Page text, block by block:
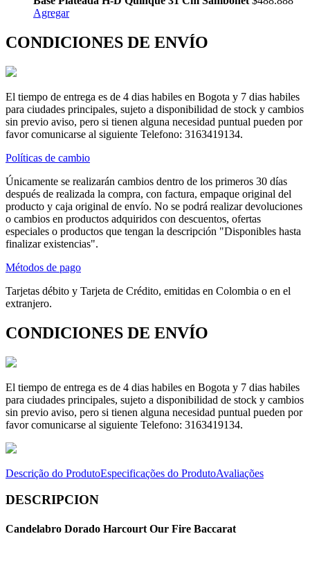
Agregar
CONDICIONES DE ENVÍO
El tiempo de entrega es de 4 dias habiles en Bogota y 7 dias habiles
para ciudades principales, sujeto a disponibilidad de stock y cambios
sin previo aviso, pero si tienen alguna necesidad puntual pueden por
favor comunicarse al siguiente Telefono: 3163419134.
Políticas de cambio
Únicamente se realizarán cambios dentro de los primeros 30 días
después de realizada la compra, con factura, empaque original del
producto y caja original de envío. No se podrá realizar devoluciones
o cambios en productos adquiridos con descuentos, ofertas
especiales o productos que tengan la descripción "Disponibles hasta
finalizar existencias".
Métodos de pago
Tarjetas débito y Tarjeta de Crédito, emitidas en Colombia o en el
extranjero.
CONDICIONES DE ENVÍO
El tiempo de entrega es de 4 dias habiles en Bogota y 7 dias habiles
para ciudades principales, sujeto a disponibilidad de stock y cambios
sin previo aviso, pero si tienen alguna necesidad puntual pueden por
favor comunicarse al siguiente Telefono: 3163419134.
Descrição do ProdutoEspecificações do ProdutoAvaliações
DESCRIPCION
Candelabro Dorado Harcourt Our Fire Baccarat